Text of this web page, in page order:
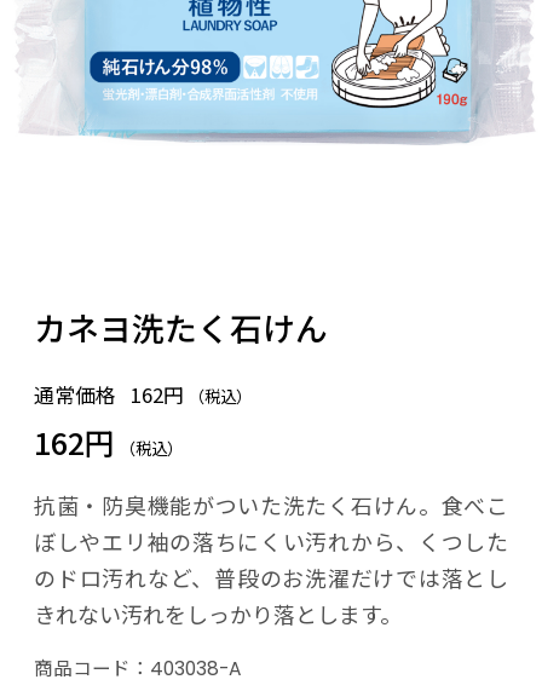
カネヨ洗たく石けん
通常価格 162円 （税込）
162円 （税込）
抗菌・防臭機能がついた洗たく石けん。食べこ
ぼしやエリ袖の落ちにくい汚れから、くつした
のドロ汚れなど、普段のお洗濯だけでは落とし
きれない汚れをしっかり落とします。
商品コード： 403038-A